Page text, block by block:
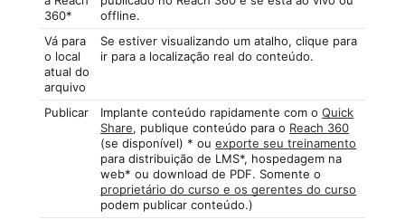
360*
offline.
Vá para
o local
atual do
arquivo
Se estiver visualizando um atalho, clique para
ir para a localização real do conteúdo.
Publicar Implante conteúdo rapidamente com oQuick
Share, publique conteúdo para o Reach 360
(se disponível) * ouexporte seu treinamento
para distribuição de LMS*, hospedagem na
web* ou download de PDF. Somente o
proprietário do curso e os gerentes do curso
podem publicar conteúdo.)